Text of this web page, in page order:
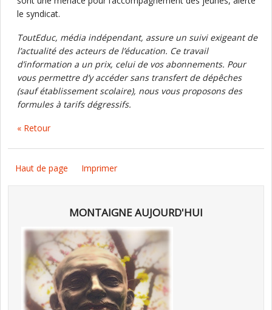
le syndicat.
ToutEduc, média indépendant, assure un suivi exigeant de
l’actualité des acteurs de l’éducation. Ce travail
d’information a un prix, celui de vos abonnements. Pour
vous permettre d’y accéder sans transfert de dépêches
(sauf établissement scolaire), nous vous proposons des
formules à tarifs dégressifs.
« Retour
Haut de page Imprimer
MONTAIGNE AUJOURD'HUI